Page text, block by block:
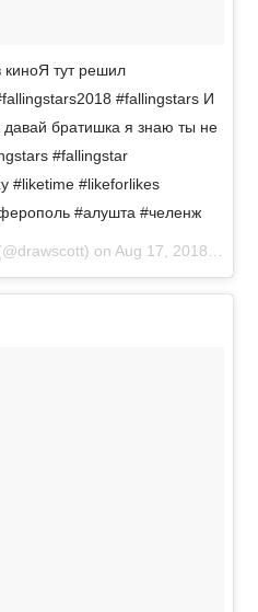
киноЯ тут решил
#fallingstars И
братишка я знаю ты не
#fallingstar
#liketime #likeforlikes
#алушта #челенж
on Aug 17, 2018 at 4:26am PDT